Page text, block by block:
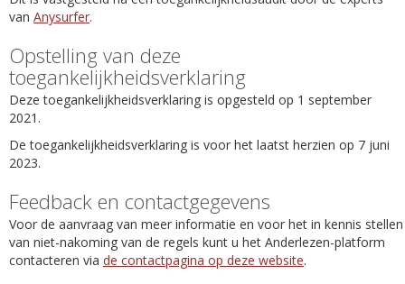
van Anysurfer.
Opstelling van deze
toegankelijkheidsverklaring
Deze toegankelijkheidsverklaring is opgesteld op 1 september
2021.
De toegankelijkheidsverklaring is voor het laatst herzien op 7 juni
2023.
Feedback en contactgegevens
Voor de aanvraag van meer informatie en voor het in kennis stellen
van niet-nakoming van de regels kunt u het Anderlezen-platform
contacteren via de contactpagina op deze website.